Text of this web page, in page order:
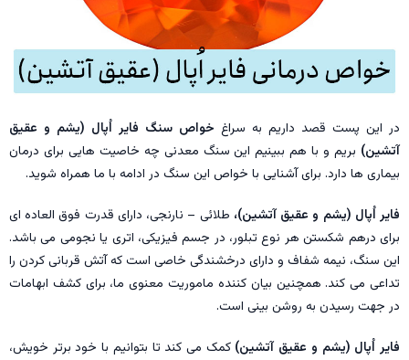
در این پست قصد داریم به سراغ خواص سنگ فایر اُپال (یشم و عقیق
آتشین) بریم و با هم ببینیم این سنگ معدنی چه خاصیت هایی برای درمان
بیماری ها دارد. برای آشنایی با خواص این سنگ در ادامه با ما همراه شوید.
فایر اُپال (یشم و عقیق آتشین)، طلائی – نارنجی، دارای قدرت فوق العاده ای
برای درهم شکستن هر نوع تبلور، در جسم فیزیکی، اتری یا نجومی می باشد.
این سنگ، نیمه شفاف و دارای درخشندگی خاصی است که آتش قربانی کردن را
تداعی می کند. همچنین بیان کننده ماموریت معنوی ما، برای کشف ابهامات
در جهت رسیدن به روشن بینی است.
فایر اُپال (یشم و عقیق آتشین) کمک می کند تا بتوانیم با خود برتر خویش،